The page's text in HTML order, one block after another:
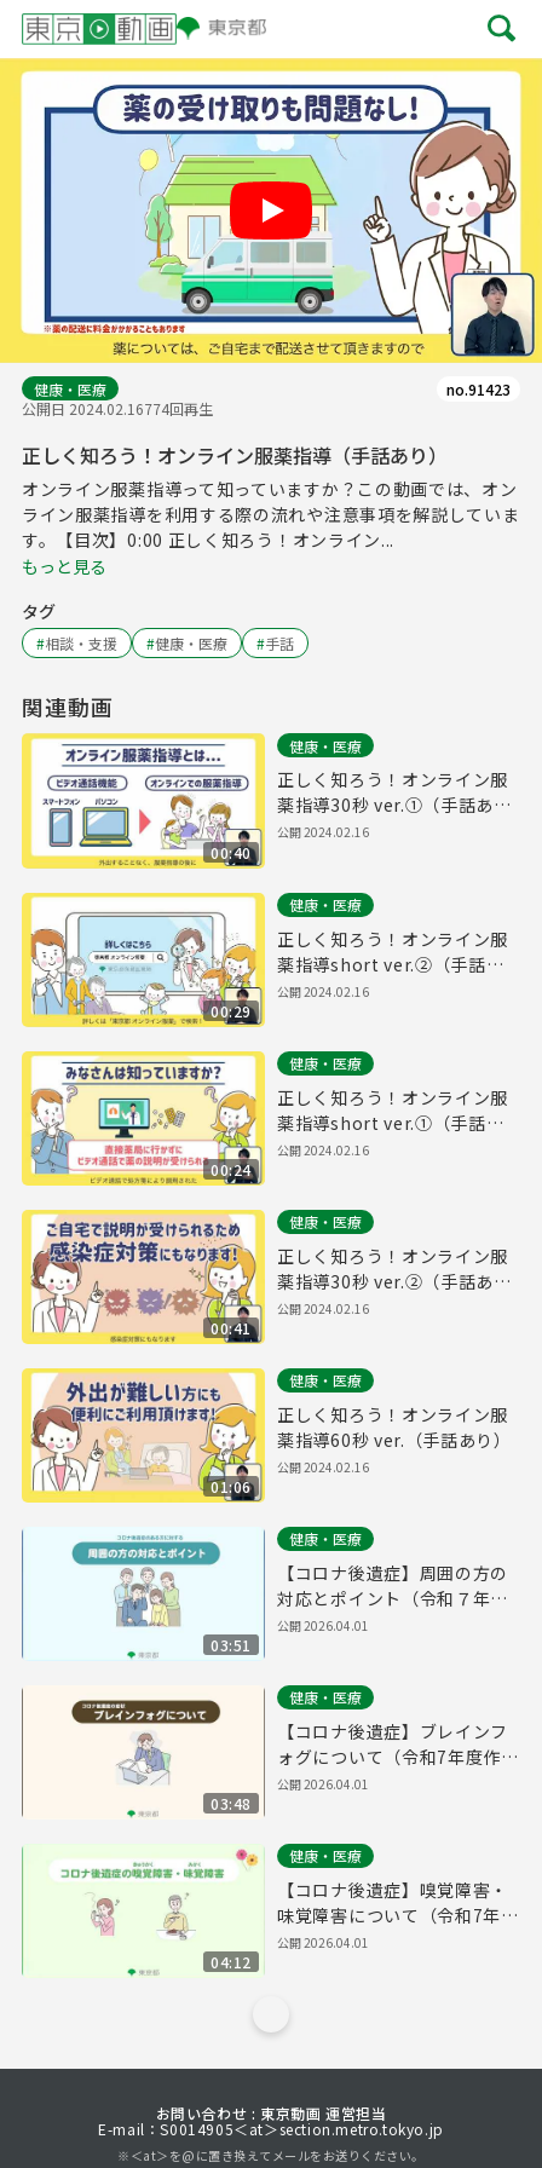
健康・医療
公開日 2024.02.16774回再生
no.91423
正しく知ろう！オンライン服薬指導（手話あり）
オンライン服薬指導って知っていますか？この動画では、オン
ライン服薬指導を利用する際の流れや注意事項を解説していま
す。【目次】0:00 正しく知ろう！オンライン...
もっと見る
タグ
#相談・支援 #健康・医療 #手話
関連動画
00:40
健康・医療
正しく知ろう！オンライン服
薬指導30秒 ver.①（手話あ
り）
公開2024.02.16
00:29
健康・医療
正しく知ろう！オンライン服
薬指導short ver.②（手話あ
り）
公開2024.02.16
00:24
健康・医療
正しく知ろう！オンライン服
薬指導short ver.①（手話あ
り）
公開2024.02.16
00:41
健康・医療
正しく知ろう！オンライン服
薬指導30秒 ver.②（手話あ
り）
公開2024.02.16
01:06
健康・医療
正しく知ろう！オンライン服
薬指導60秒 ver.（手話あり）
公開2024.02.16
03:51
健康・医療
【コロナ後遺症】周囲の方の
対応とポイント（令和７年度
作成）
公開2026.04.01
03:48
健康・医療
【コロナ後遺症】ブレインフ
ォグについて（令和7年度作
成）
公開2026.04.01
04:12
健康・医療
【コロナ後遺症】嗅覚障害・
味覚障害について（令和7年度
作成）
公開2026.04.01
お問い合わせ : 東京動画 運営担当
E-mail：S0014905＜at＞section.metro.tokyo.jp
※＜at＞を@に置き換えてメールをお送りください。